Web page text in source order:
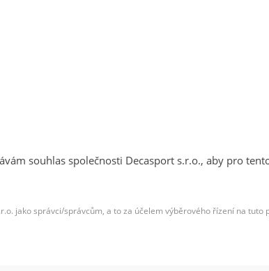
souhlas společnosti Decasport s.r.o., aby pro
jako správci/správcům, a to za účelem výběrového řízení na